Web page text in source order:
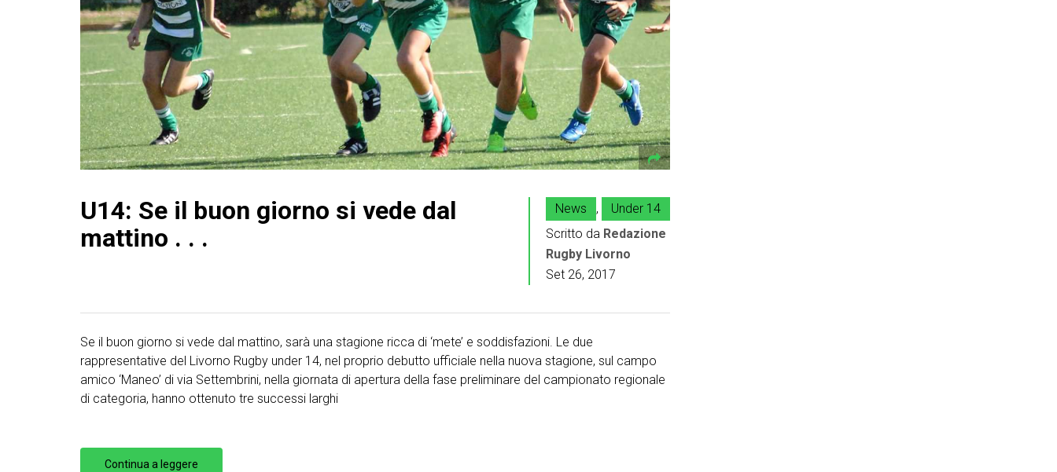
U14: Se il buon giorno si vede dal
mattino . . .
News ,
Under 14
Scritto da Redazione
Rugby Livorno
Set 26, 2017
Se il buon giorno si vede dal mattino, sarà una stagione ricca di ‘mete’ e soddisfazioni. Le due
rappresentative del Livorno Rugby under 14, nel proprio debutto ufficiale nella nuova stagione, sul campo
amico ‘Maneo’ di via Settembrini, nella giornata di apertura della fase preliminare del campionato regionale
di categoria, hanno ottenuto tre successi larghi
Continua a leggere